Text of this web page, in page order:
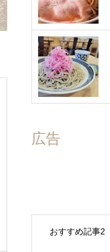
広告
おすすめ記事2